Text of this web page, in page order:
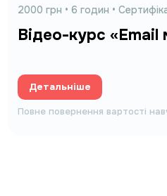
2000 грн • 6 годин •
Відео-курс «Email
Детальніше
Повне повернення вартості